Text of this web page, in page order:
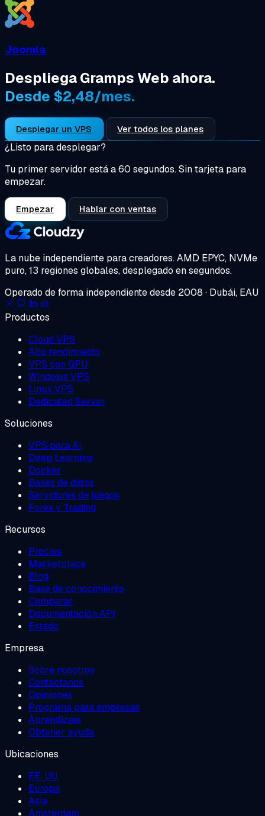
Joomla
Despliega Gramps Web ahora.
Desde $2,48/mes.
Desplegar un VPS Ver todos los planes
¿Listo para desplegar?
Tu primer servidor está a 60 segundos. Sin tarjeta para
empezar.
Empezar Hablar con ventas
La nube independiente para creadores.AMD EPYC, NVMe
puro, 13 regiones globales, desplegado en segundos.
Operado de forma independiente desde 2008 · Dubái, EAU
Productos
Cloud VPS
Alto rendimiento
VPS con GPU
Windows VPS
Linux VPS
Dedicated Server
Soluciones
VPS para AI
Deep Learning
Docker
Bases de datos
Servidores de juegos
Forex y Trading
Recursos
Precios
Marketplace
Blog
Base de conocimiento
Comparar
Documentación API
Estado
Empresa
Sobre nosotros
Contáctanos
Opiniones
Programa para empresas
Aprendizaje
Obtener ayuda
Ubicaciones
EE. UU.
Europa
Asia
Ámsterdam